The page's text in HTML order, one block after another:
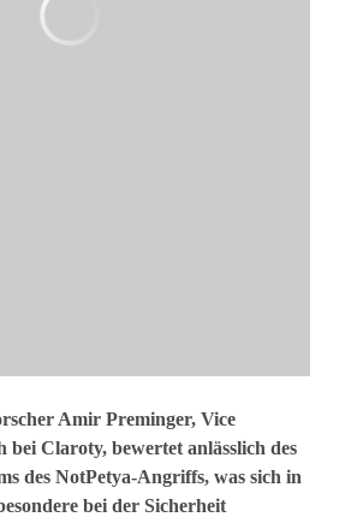
Amir Preminger, Vice
bei Claroty, bewertet anlässlich des
des NotPetya-Angriffs, was sich in
bei der Sicherheit